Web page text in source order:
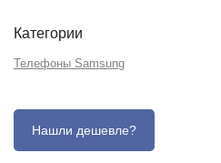
Категории
Телефоны Samsung